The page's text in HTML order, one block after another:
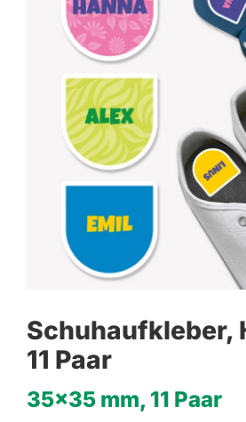
Schuhaufkleber,
11 Paar
35×35 mm, 11 Paar